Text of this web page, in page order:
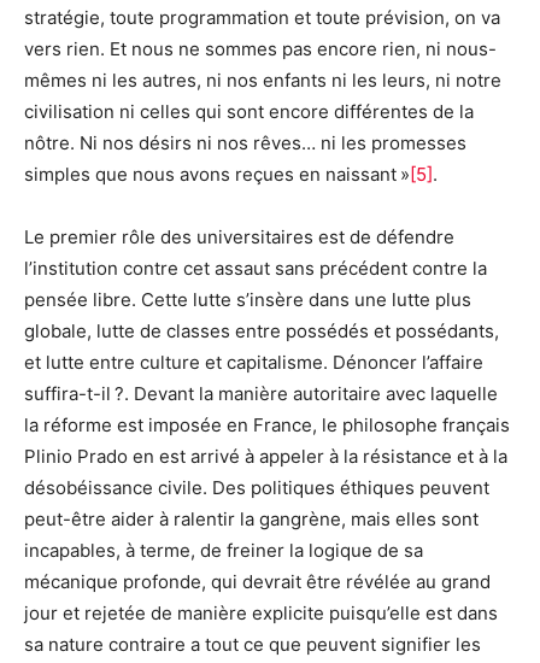
stratégie, toute programmation et toute prévision, on va
vers rien. Et nous ne sommes pas encore rien, ni nous-
mêmes ni les autres, ni nos enfants ni les leurs, ni notre
civilisation ni celles qui sont encore différentes de la
nôtre. Ni nos désirs ni nos rêves… ni les promesses
simples que nous avons reçues en naissant » [5].
Le premier rôle des universitaires est de défendre
l’institution contre cet assaut sans précédent contre la
pensée libre. Cette lutte s’insère dans une lutte plus
globale, lutte de classes entre possédés et possédants,
et lutte entre culture et capitalisme. Dénoncer l’affaire
suffira-t-il ?. Devant la manière autoritaire avec laquelle
la réforme est imposée en France, le philosophe français
Plinio Prado en est arrivé à appeler à la résistance et à la
désobéissance civile. Des politiques éthiques peuvent
peut-être aider à ralentir la gangrène, mais elles sont
incapables, à terme, de freiner la logique de sa
mécanique profonde, qui devrait être révélée au grand
jour et rejetée de manière explicite puisqu’elle est dans
sa nature contraire a tout ce que peuvent signifier les